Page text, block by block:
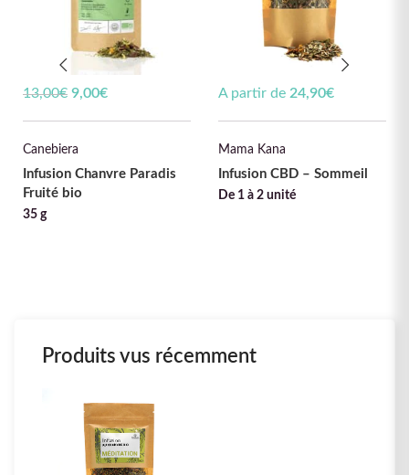
13,00€ Le prix initial était :
9,00€
Canebiera
Infusion Chanvre Paradis
Fruité bio
35 g
A partir de 24,90€
Mama Kana
Infusion CBD – Sommeil
De 1 à 2 unité
Produits vus récemment